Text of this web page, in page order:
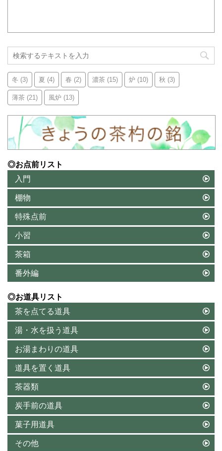
冬 (3) 夏 (4) 春 (2) 濃茶 (15) 炉 (10) 秋 (3)
薄茶 (21) 風炉 (13)
◎お点前リスト
入門
棚物
特殊点前
小習
茶箱
番外編
◎お道具リスト
茶を点てる道具
湯・水を扱う道具
お湯まわりの道具
道具を置く道具
茶器類
炭手前の道具
菓子用道具
その他